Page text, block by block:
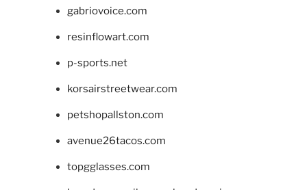
gabriovoice.com
resinflowart.com
p-sports.net
korsairstreetwear.com
petshopallston.com
avenue26tacos.com
topgglasses.com